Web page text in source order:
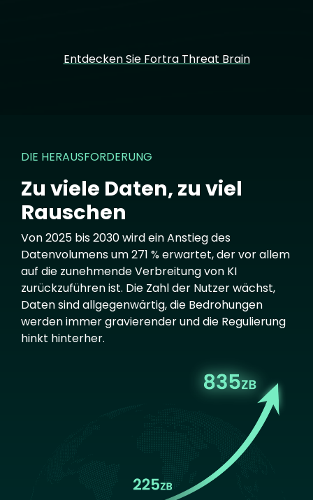
Entdecken Sie Fortra Threat Brain
DIE HERAUSFORDERUNG
Zu viele Daten, zu viel
Rauschen
Von 2025 bis 2030 wird ein Anstieg des
Datenvolumens um 271 % erwartet, der vor allem
auf die zunehmende Verbreitung von KI
zurückzuführen ist. Die Zahl der Nutzer wächst,
Daten sind allgegenwärtig, die Bedrohungen
werden immer gravierender und die Regulierung
hinkt hinterher.